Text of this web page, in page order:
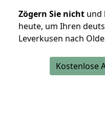
Zögern Sie nicht und
heute, um Ihren
Leverkusen nach
Kostenlose